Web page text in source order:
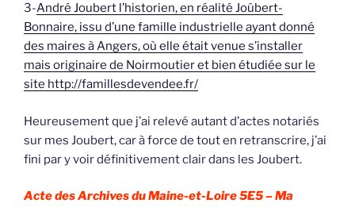
3-André Joubert l’historien, en réalité Joûbert-
Bonnaire, issu d’une famille industrielle ayant donné
des maires à Angers, où elle était venue s’installer
mais originaire de Noirmoutier et bien étudiée sur le
site http://famillesdevendee.fr/
Heureusement que j’ai relevé autant d’actes notariés
sur mes Joubert, car à force de tout en retranscrire, j’ai
fini par y voir définitivement clair dans les Joubert.
Acte des Archives du Maine-et-Loire 5E5 –Ma